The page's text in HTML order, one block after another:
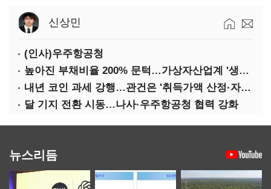
신상민
(인사)우주항공청
높아진 부채비율 200% 문턱…가상자산업계 '생존 시험대'
내년 코인 과세 강행…관건은 '취득가액 산정·자산 이동'
달 기지 전환 시동…나사·우주항공청 협력 강화
뉴스리듬